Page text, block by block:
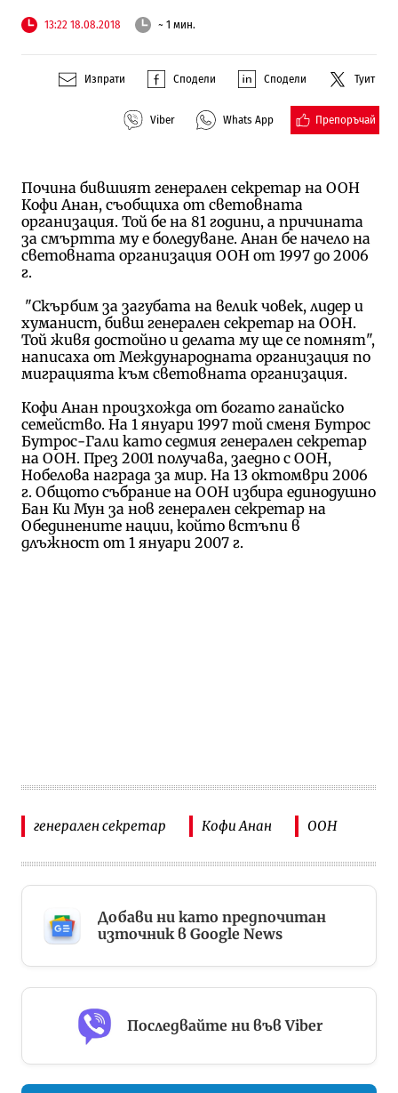
13:22 18.08.2018 ~ 1 мин.
Изпрати Сподели Сподели Туит
Viber Whats App Препоръчай
Почина бившият генерален секретар на ООН
Кофи Анан, съобщиха от световната
организация. Той бе на 81 години, а причината
за смъртта му е боледуване. Анан бе начело на
световната организация ООН от 1997 до 2006
г.
"Скърбим за загубата на велик човек, лидер и
хуманист, бивш генерален секретар на ООН.
Той живя достойно и делата му ще се помнят",
написаха от Международната организация по
миграцията към световната организация.
Кофи Анан произхожда от богато ганайско
семейство. На 1 януари 1997 той сменя Бутрос
Бутрос-Гали като седмия генерален секретар
на ООН. През 2001 получава, заедно с ООН,
Нобелова награда за мир. На 13 октомври 2006
г. Общото събрание на ООН избира единодушно
Бан Ки Мун за нов генерален секретар на
Обединените нации, който встъпи в
длъжност от 1 януари 2007 г.
генерален секретар Кофи Анан ООН
Добави ни като предпочитан
източник в Google News
Последвайте ни във Viber